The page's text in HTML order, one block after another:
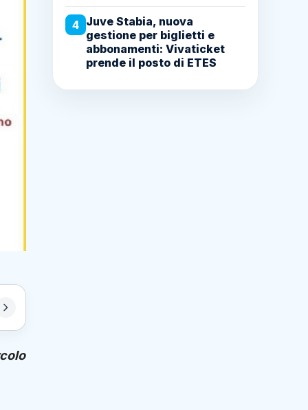
4 Juve Stabia, nuova
gestione per biglietti e
abbonamenti: Vivaticket
prende il posto di ETES